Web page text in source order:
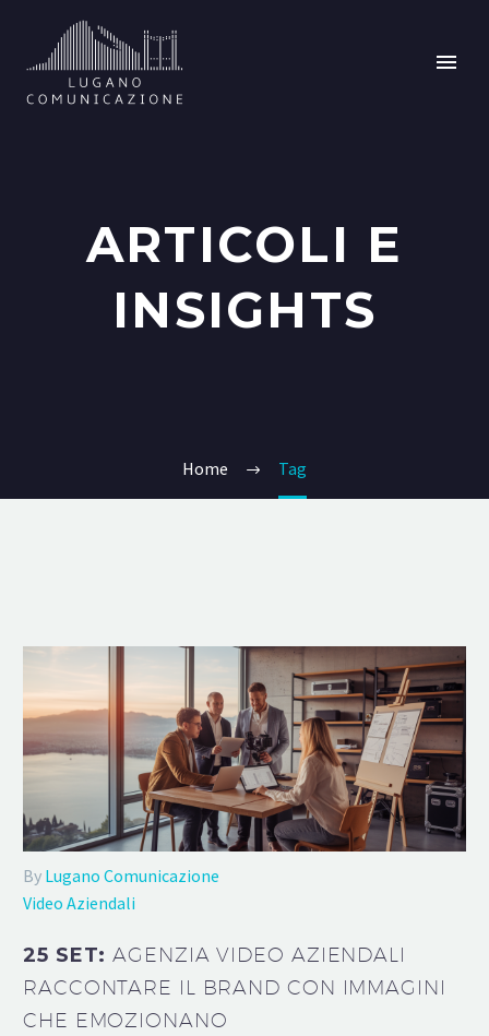
ARTICOLI E
INSIGHTS
Home Tag
By Lugano Comunicazione
Video Aziendali
25 SET:AGENZIA VIDEO AZIENDALI
RACCONTARE IL BRAND CON IMMAGINI
CHE EMOZIONANO